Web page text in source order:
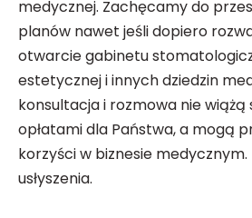
medycznej. Zachęcamy do
planów nawet jeśli dopiero
otwarcie gabinetu
estetycznej i innych dziedzin
konsultacja i rozmowa nie wiążą
opłatami dla Państwa, a mogą
korzyści w biznesie medycznym.
usłyszenia.